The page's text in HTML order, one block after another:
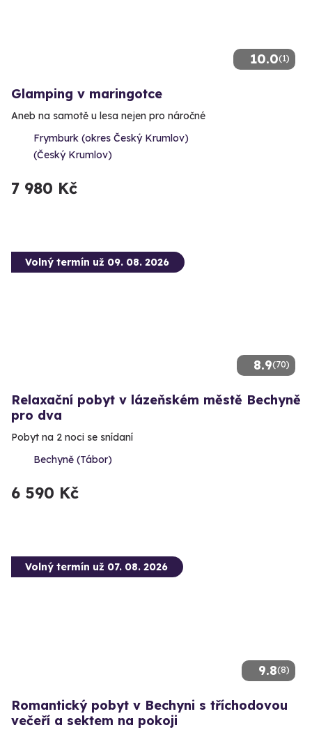
10.0(1)
Glamping v maringotce
Aneb na samotě u lesa nejen pro náročné
Frymburk (okres Český Krumlov)
(Český Krumlov)
7 980 Kč
8.9(70)
Volný termín už 09. 08. 2026
Relaxační pobyt v lázeňském městě Bechyně
pro dva
Pobyt na 2 noci se snídaní
Bechyně (Tábor)
6 590 Kč
9.8(8)
Volný termín už 07. 08. 2026
Romantický pobyt v Bechyni s tříchodovou
večeří a sektem na pokoji